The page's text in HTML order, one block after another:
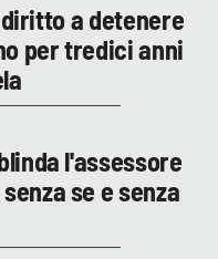
a detenere
per tredici anni
l'assessore
se e senza